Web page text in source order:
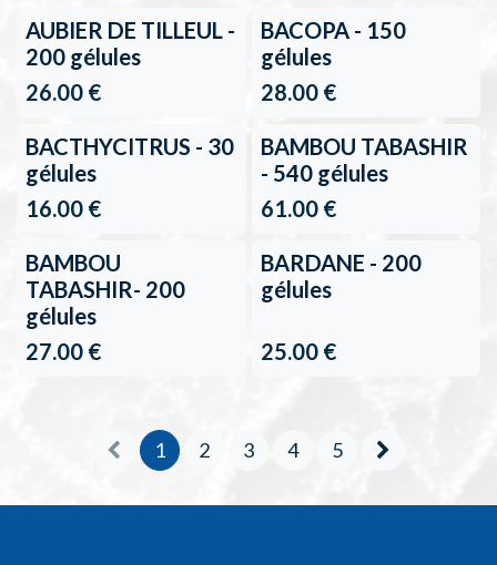
AUBIER DE TILLEUL -
200 gélules
26.00 €
BACOPA - 150
gélules
28.00€
BACTHYCITRUS - 30
gélules
16.00 €
BAMBOU TABASHIR
- 540 gélules
61.00€
Back in stock
BAMBOU
TABASHIR- 200
gélules
27.00 €
BARDANE - 200
gélules
25.00€
1 2 3 4 5